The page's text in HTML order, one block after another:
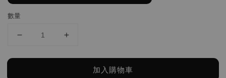
數量
加入購物車